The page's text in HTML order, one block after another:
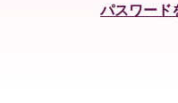
パスワード